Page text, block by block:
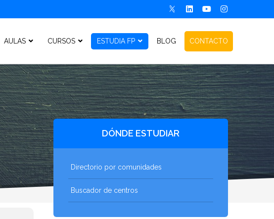
AULAS CURSOS ESTUDIA FP BLOG CONTACTO
DÓNDE ESTUDIAR
Directorio por comunidades
Buscador de centros